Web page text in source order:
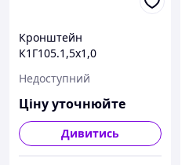
Кронштейн
К1Г105.1,5х1,0
Недоступний
Ціну уточнюйте
Дивитись